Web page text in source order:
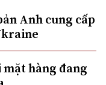
Anh cung cấp
mặt hàng đang